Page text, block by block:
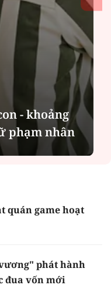
Kết nối
thế hệ phụ
quán game hoạt
phát hành
đua vốn mới